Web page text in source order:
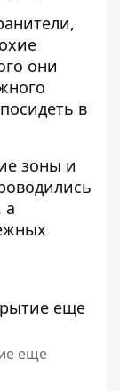
они
в
зоны и
а
еще